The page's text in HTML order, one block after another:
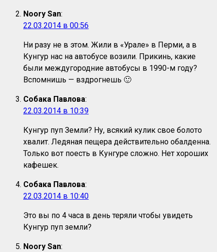
Noory San:
22.03.2014 в 00:56
Ни разу не в этом. Жили в «Урале» в Перми, а в
Кунгур нас на автобусе возили. Прикинь, какие
были междугородние автобусы в 1990-м году?
Вспомнишь — вздрогнешь 🙂
Собака Павлова:
22.03.2014 в 10:39
Кунгур пуп Земли? Ну, всякий кулик свое болото
хвалит. Ледяная пещера действительно обалденна.
Только вот поесть в Кунгуре сложно. Нет хороших
кафешек.
Собака Павлова:
22.03.2014 в 10:40
Это вы по 4 часа в день теряли чтобы увидеть
Кунгур пуп земли?
Noory San: